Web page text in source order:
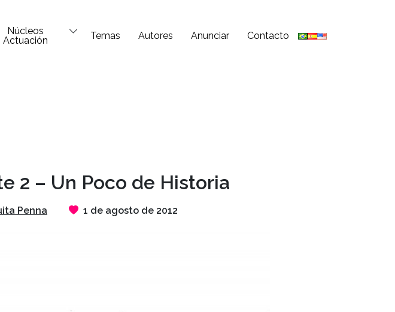
Núcleos
Actuación
Temas Autores Anunciar Contacto
2 – Un Poco de Historia
Penna 1 de agosto de 2012